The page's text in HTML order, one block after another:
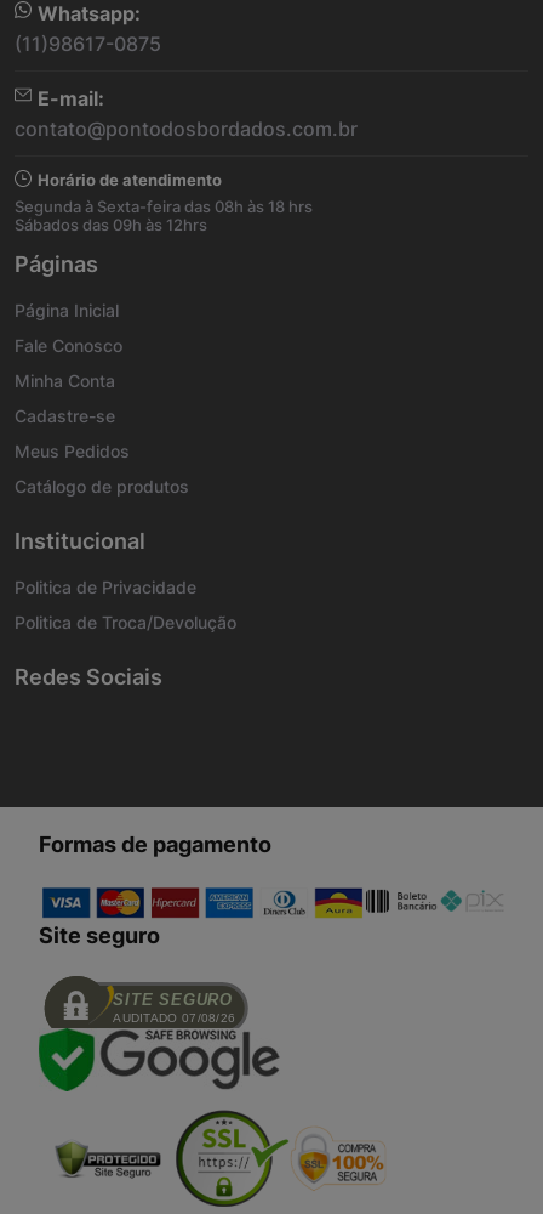
Whatsapp:
(11)98617-0875
E-mail:
contato@pontodosbordados.com.br
Horário de atendimento
Segunda à Sexta-feira das 08h às 18 hrs
Sábados das 09h às 12hrs
Páginas
Página Inicial
Fale Conosco
Minha Conta
Cadastre-se
Meus Pedidos
Catálogo de produtos
Institucional
Politica de Privacidade
Politica de Troca/Devolução
Redes Sociais
Formas de pagamento
Site seguro
SITE SEGURO
AUDITADO 07/08/26